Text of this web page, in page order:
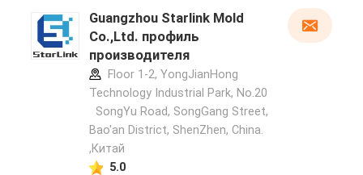
Guangzhou Starlink Mold
Co.,Ltd. профиль
производителя
Floor 1-2, YongJianHong
Technology Industrial Park, No.20
SongYu Road, SongGang Street,
Bao'an District, ShenZhen, China.
,Китай
5.0